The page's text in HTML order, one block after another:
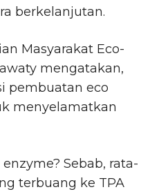
berkelanjutan.
Masyarakat Eco-
mengatakan,
pembuatan eco
menyelamatkan
Sebab, rata-
terbuang ke TPA